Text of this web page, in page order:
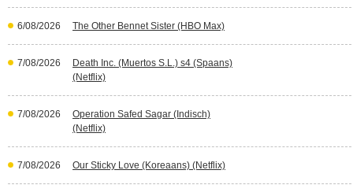
6/08/2026 The Other Bennet Sister (HBO Max)
7/08/2026
Death Inc. (Muertos S.L.) s4 (Spaans)
(Netflix)
7/08/2026
Operation Safed Sagar (Indisch)
(Netflix)
7/08/2026 Our Sticky Love (Koreaans) (Netflix)